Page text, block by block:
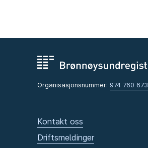
Organisasjonsnummer: 974 760 673
Kontakt oss
Driftsmeldinger